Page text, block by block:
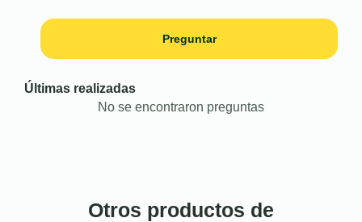
Preguntar
Últimas realizadas
No se encontraron preguntas
Otros productos de